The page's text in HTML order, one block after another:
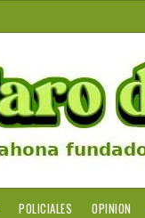
POLICIALES OPINION